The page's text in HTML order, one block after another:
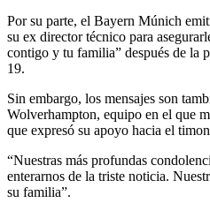
Por su parte, el Bayern Múnich
su ex director técnico para
contigo y tu familia” después de la
19.
Sin embargo, los mensajes son
Wolverhampton, equipo en el que
que expresó su apoyo hacia el
“Nuestras más profundas
enterarnos de la triste noticia.
su familia”.